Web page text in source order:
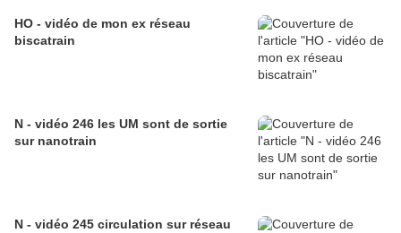
HO - vidéo de mon ex réseau
biscatrain
N - vidéo 246 les UM sont de sortie
sur nanotrain
N - vidéo 245 circulation sur réseau